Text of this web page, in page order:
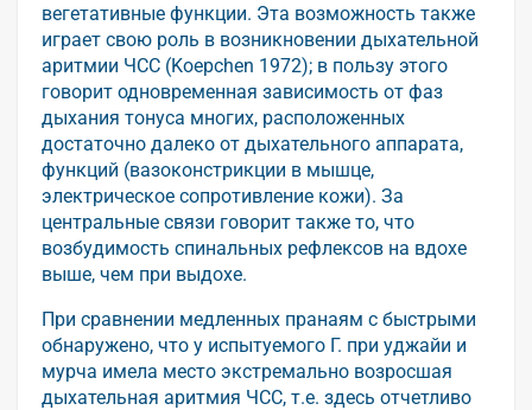
вегетативные функции. Эта возможность также
играет свою роль в возникновении дыхательной
аритмии ЧСС (Koepchen 1972); в пользу этого
говорит одновременная зависимость от фаз
дыхания тонуса многих, расположенных
достаточно далеко от дыхательного аппарата,
функций (вазоконстрикции в мышце,
электрическое сопротивление кожи). За
центральные связи говорит также то, что
возбудимость спинальных рефлексов на вдохе
выше, чем при выдохе.
При сравнении медленных пранаям с быстрыми
обнаружено, что у испытуемого Г. при уджайи и
мурча имела место экстремально возросшая
дыхательная аритмия ЧСС, т.е. здесь отчетливо